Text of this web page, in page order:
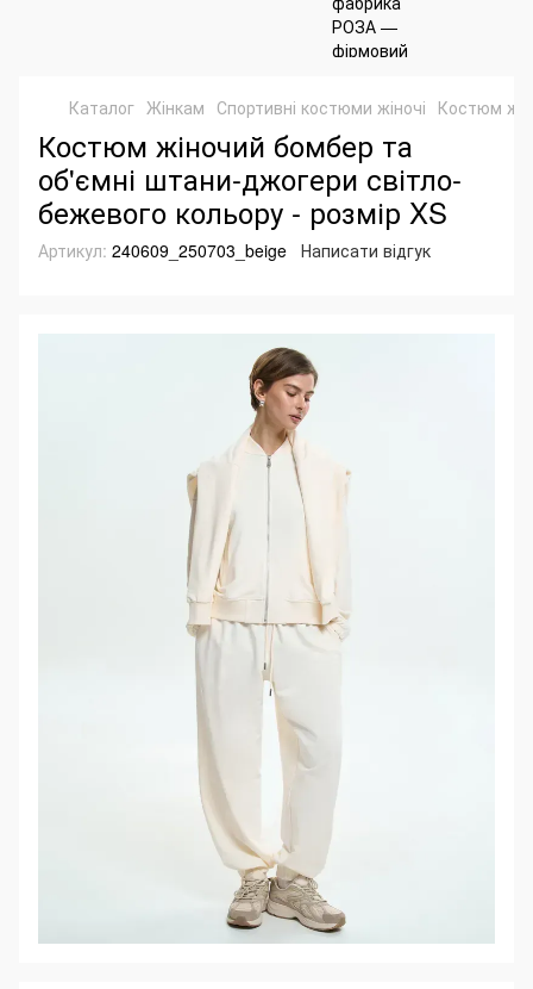
Каталог Жінкам Спортивні костюми жіночі Костюм
Костюм жіночий бомбер та
об'ємні штани-джогери світло-
бежевого кольору - розмір XS
Артикул: 240609_250703_beige Написати відгук